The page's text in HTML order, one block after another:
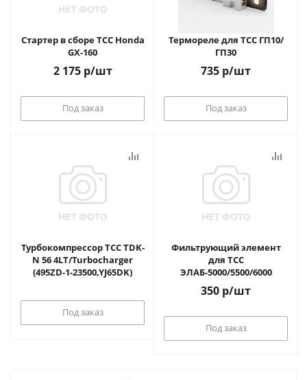
Стартер в сборе ТСС Honda
GX-160
2 175р/шт
Под заказ
Термореле для ТСС ГП10/
ГП30
735 р/шт
Под заказ
Турбокомпрессор ТСС TDK-
N 56 4LT/Turbocharger
(495ZD-1-23500,YJ65DK)
Под заказ
Фильтрующий элемент
для ТСС
ЭЛАБ-5000/5500/6000
350 р/шт
Под заказ